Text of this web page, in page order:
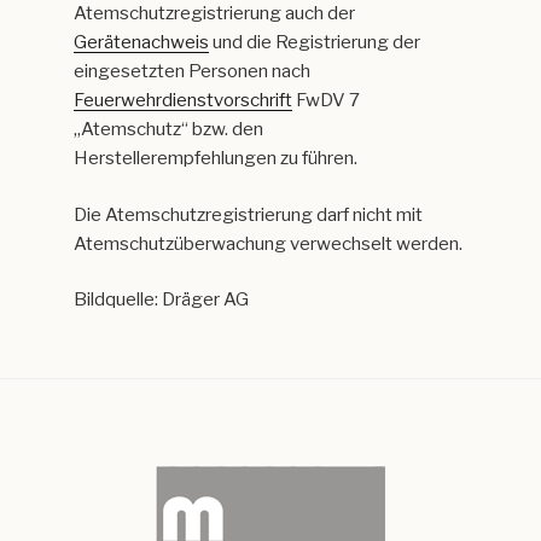
Atemschutzregistrierung auch der
Gerätenachweis und die Registrierung der
eingesetzten Personen nach
Feuerwehrdienstvorschrift FwDV 7
„Atemschutz“ bzw. den
Herstellerempfehlungen zu führen.
Die Atemschutzregistrierung darf nicht mit
Atemschutzüberwachung verwechselt werden.
Bildquelle: Dräger AG